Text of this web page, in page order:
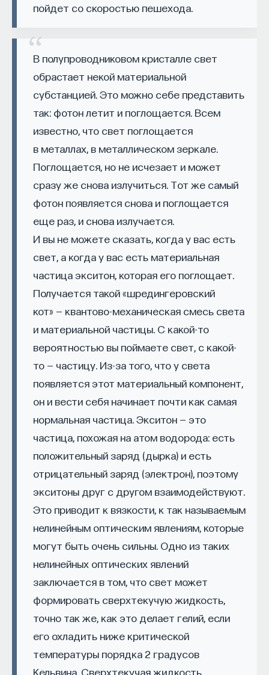
пойдет со скоростью пешехода.
В полупроводниковом кристалле свет
обрастает некой материальной
субстанцией. Это можно себе представить
так: фотон летит и поглощается. Всем
известно, что свет поглощается
в металлах, в металлическом зеркале.
Поглощается, но не исчезает и может
сразу же снова излучиться. Тот же самый
фотон появляется снова и поглощается
еще раз, и снова излучается.
И вы не можете сказать, когда у вас есть
свет, а когда у вас есть материальная
частица экситон, которая его поглощает.
Получается такой «шредингеровский
кот» — квантово-механическая смесь света
и материальной частицы. С какой-то
вероятностью вы поймаете свет, с какой-
то — частицу. Из-за того, что у света
появляется этот материальный компонент,
он и вести себя начинает почти как самая
нормальная частица. Экситон — это
частица, похожая на атом водорода: есть
положительный заряд (дырка) и есть
отрицательный заряд (электрон), поэтому
экситоны друг с другом взаимодействуют.
Это приводит к вязкости, к так называемым
нелинейным оптическим явлениям, которые
могут быть очень сильны. Одно из таких
нелинейных оптических явлений
заключается в том, что свет может
формировать сверхтекучую жидкость,
точно так же, как это делает гелий, если
его охладить ниже критической
температуры порядка 2 градусов
Кельвина. Сверхтекучая жидкость
3/10/2025
НАПИСАТЬ НАМ
НАД МАТЕРИАЛОМ РАБОТАЛИ
Вячеслав Дубынин
доктор биологических наук, профессор
биологического факультета МГУ
им. М. В. Ломоносова, специалист в области
физиологии мозга
БИОЛОГИЯ
1298 публикаций
БИОЛОГИЯ МОЗГ НЕЙРОФИЗИОЛОГИЯ
ЕСТЕСТВЕННЫЕ НАУКИ ЖУРНАЛ
КУРС
Химия между нейронами:
вещества, которые управляют
нами
СОХРАНИТЬ КУРС
в недавно открытый Университет штата
Вирджиния. Проучился в университете лишь год,
вынужден был его бросить, записался
добровольцем в армию, пытался закончить
элитную военную академию в Вест-Пойнте,
но был отчислен. Дальше — работа в нескольких
драмы, нервное перенапряжение, болезни, запои,
и на фоне всего этого — многочисленные стихи,
рассказы, новеллы… И смерть в 40 лет
в унизительной бедности и горячечном бреду.
Биография, разительнейшим образом
отличающаяся от жизни остальных героев этой
книги.
Парадоксально, что именно этот парадоксальный
человек предложил первое правильное, хотя
и качественное, решение загадки темноты
ночного неба. Даже более — Эдгара По можно
назвать, пусть и с некоторой натяжкой, одним
из идейных предшественников современной
космологии в целом. Это не было случайностью —
астрономией, изучал книги классиков физики
и астрономии (например, Ньютона, Лапласа,
Вильяма и Джона Гершелей, Гумбольдта). Когда
Эдгару было 16 лет, опекун подарил ему
маленький телескоп и Эдгар По наблюдал в него
Луну и звезды.
Рассказ «Необыкновенное приключение некоего
Ганса Пфааля» (опубликован в 1835 году)
по признанию самого Эдгара По был вдохновлен
«Курсом астрономии» Джона Гершеля,
американское издание которого вышло лишь
годом ранее. Открываем это рассказ и находим
в нем массу научной информации — параметры
лунной орбиты, детальное описание вида Земли
свете, ссылки на великих ученых прошлого. Эдгар
По так старался убедить читателей
в подлинности фантастического путешествия